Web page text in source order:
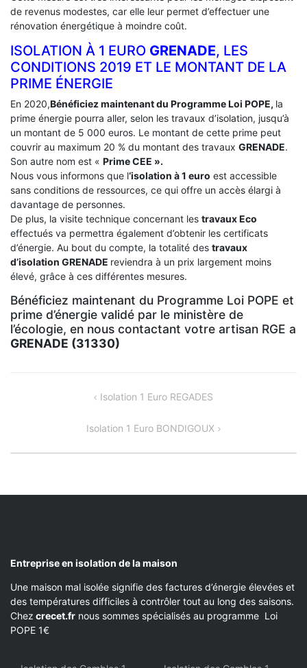
de revenus modestes, car elle leur permet d’effectuer une
rénovation énergétique à moindre coût.
ISOLATION À 1 EURO GRENADE, LES
CONDITIONS 2019 ET LE MONTANT DE LA
PRIME ÉNERGIE
En 2020,Bénéficiez maintenant du Programme Loi POPE, la
prime énergie pourra aller, selon les travaux d’isolation, jusqu’à
un montant de 5 000 euros. Le montant de cette prime peut
couvrir au maximum 20 % du montant des travaux GRENADE.
Son autre nom est « Prime CEE ».
Nous vous informons que l‘isolation à 1 euro est accessible
sans conditions de ressources, ce qui offre un accès élargi à
davantage de personnes.
De plus, la visite technique concernant les travaux Eco
effectués va permettra également d’obtenir les certificats
d’énergie. Au bout du compte, la totalité des travaux
d’isolation GRENADE reviendra à un prix largement moins
élevé, grâce à ces différentes mesures.
Bénéficiez maintenant du Programme Loi POPE et
prime d’énergie validé par le ministère de
l’écologie, en nous contactant votre artisan RGE a
GRENADE (31330)
Isolation 1 Euro REGADES
Isolation 1 Euro BONDIGOUX
Entreprise en isolation de la maison
Une maison mal isolée signifie des factures d’énergie élevées et
des températures difficiles à contrôler tout au long des saisons.
Chez crecet.fr nous sommes spécialisés au programme Loi
POPE 1€